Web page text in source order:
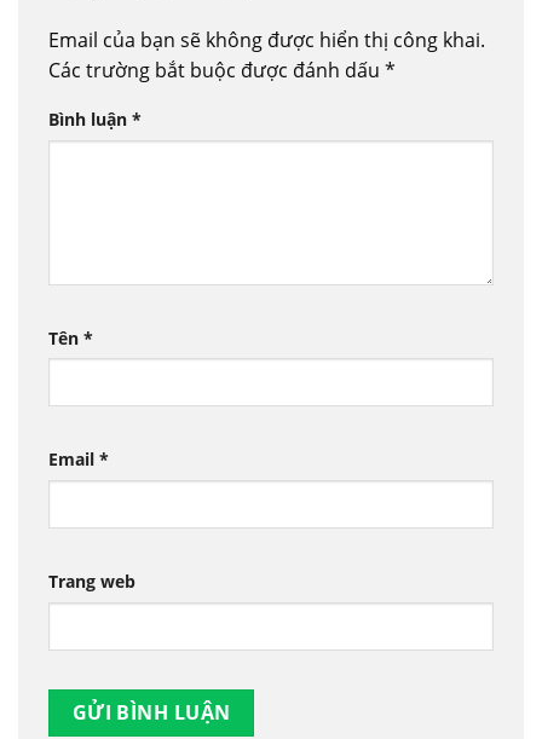
Email của bạn sẽ không được hiển thị công khai.
Các trường bắt buộc được đánh dấu *
Bình luận *
Tên *
Email *
Trang web